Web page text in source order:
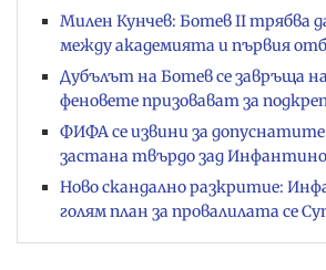
Милен Кунчев: Ботев II трябва
между академията и първия
Дубълът на Ботев се завръща
феновете призовават за
ФИФА се извини за допуснатите
застана твърдо зад Инфантино
Ново скандално разкритие:
голям план за провалилата се